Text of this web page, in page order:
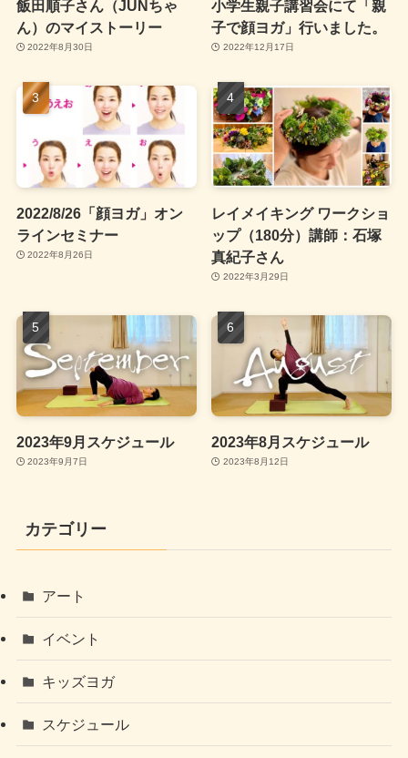
飯田順子さん（JUNちゃ
ん）のマイストーリー
2022年8月30日
小学生親子講習会にて「親
子で顔ヨガ」行いました。
2022年12月17日
2022/8/26「顔ヨガ」オン
ラインセミナー
2022年8月26日
レイメイキング ワークショ
ップ（180分）講師：石塚
真紀子さん
2022年3月29日
2023年9月スケジュール
2023年9月7日
2023年8月スケジュール
2023年8月12日
カテゴリー
アート
イベント
キッズヨガ
スケジュール